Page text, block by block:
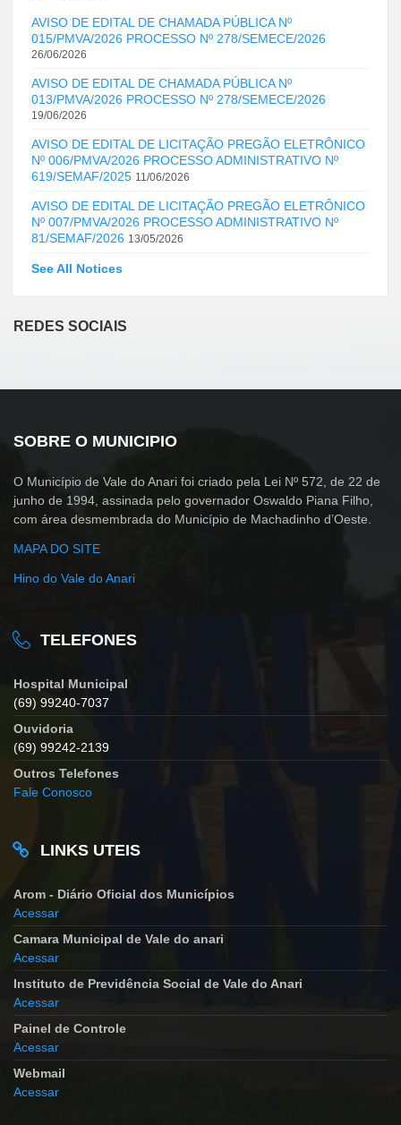
AVISO DE EDITAL DE CHAMADA PÚBLICA Nº
015/PMVA/2026 PROCESSO Nº 278/SEMECE/2026
26/06/2026
AVISO DE EDITAL DE CHAMADA PÚBLICA Nº
013/PMVA/2026 PROCESSO Nº 278/SEMECE/2026
19/06/2026
AVISO DE EDITAL DE LICITAÇÃO PREGÃO ELETRÔNICO
Nº 006/PMVA/2026 PROCESSO ADMINISTRATIVO Nº
619/SEMAF/2025 11/06/2026
AVISO DE EDITAL DE LICITAÇÃO PREGÃO ELETRÔNICO
Nº 007/PMVA/2026 PROCESSO ADMINISTRATIVO Nº
81/SEMAF/2026 13/05/2026
See All Notices
REDES SOCIAIS
SOBRE O MUNICIPIO
O Município de Vale do Anari foi criado pela Lei Nº 572, de 22 de
junho de 1994, assinada pelo governador Oswaldo Piana Filho,
com área desmembrada do Município de Machadinho d’Oeste.
MAPA DO SITE
Hino do Vale do Anari
TELEFONES
Hospital Municipal
(69) 99240-7037
Ouvidoria
(69) 99242-2139
Outros Telefones
Fale Conosco
LINKS UTEIS
Arom - Diário Oficial dos Municípios
Acessar
Camara Municipal de Vale do anari
Acessar
Instituto de Previdência Social de Vale do Anari
Acessar
Painel de Controle
Acessar
Webmail
Acessar